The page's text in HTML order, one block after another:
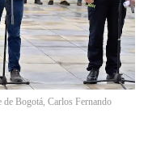
de Bogotá, Carlos Fernando